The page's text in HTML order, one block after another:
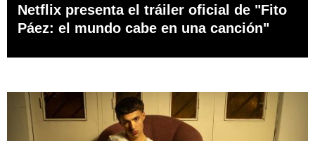
Netflix presenta el tráiler oficial de "Fito
Páez: el mundo cabe en una canción"